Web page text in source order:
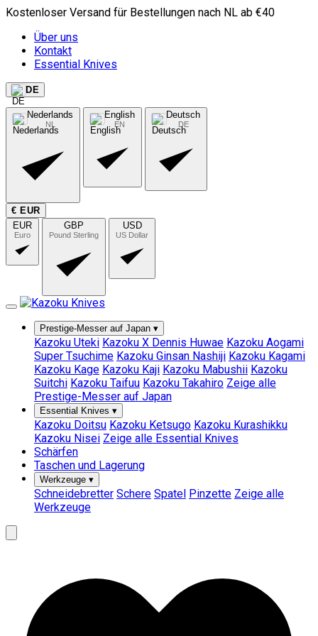
Kostenloser Versand für Bestellungen nach NL ab €40
Über uns
Kontakt
Essential Knives
DE
Nederlands
NL
English
EN
Deutsch
DE
€ EUR
EUR
Euro
GBP
Pound Sterling
USD
US Dollar
Prestige-Messer auf Japan ▾
Kazoku Uteki Kazoku X Dennis Huwae Kazoku Aogami
Super Tsuchime Kazoku Ginsan Nashiji Kazoku Kagami
Kazoku Kage Kazoku Kaji Kazoku Mabushii Kazoku
Suitchi Kazoku Taifuu Kazoku Takahiro Zeige alle
Prestige-Messer auf Japan
Essential Knives ▾
Kazoku Doitsu Kazoku Ketsugo Kazoku Kurashikku
Kazoku Nisei Zeige alle Essential Knives
Schärfen
Taschen und Lagerung
Werkzeuge ▾
Schneidebretter Schere Spatel Pinzette Zeige alle
Werkzeuge